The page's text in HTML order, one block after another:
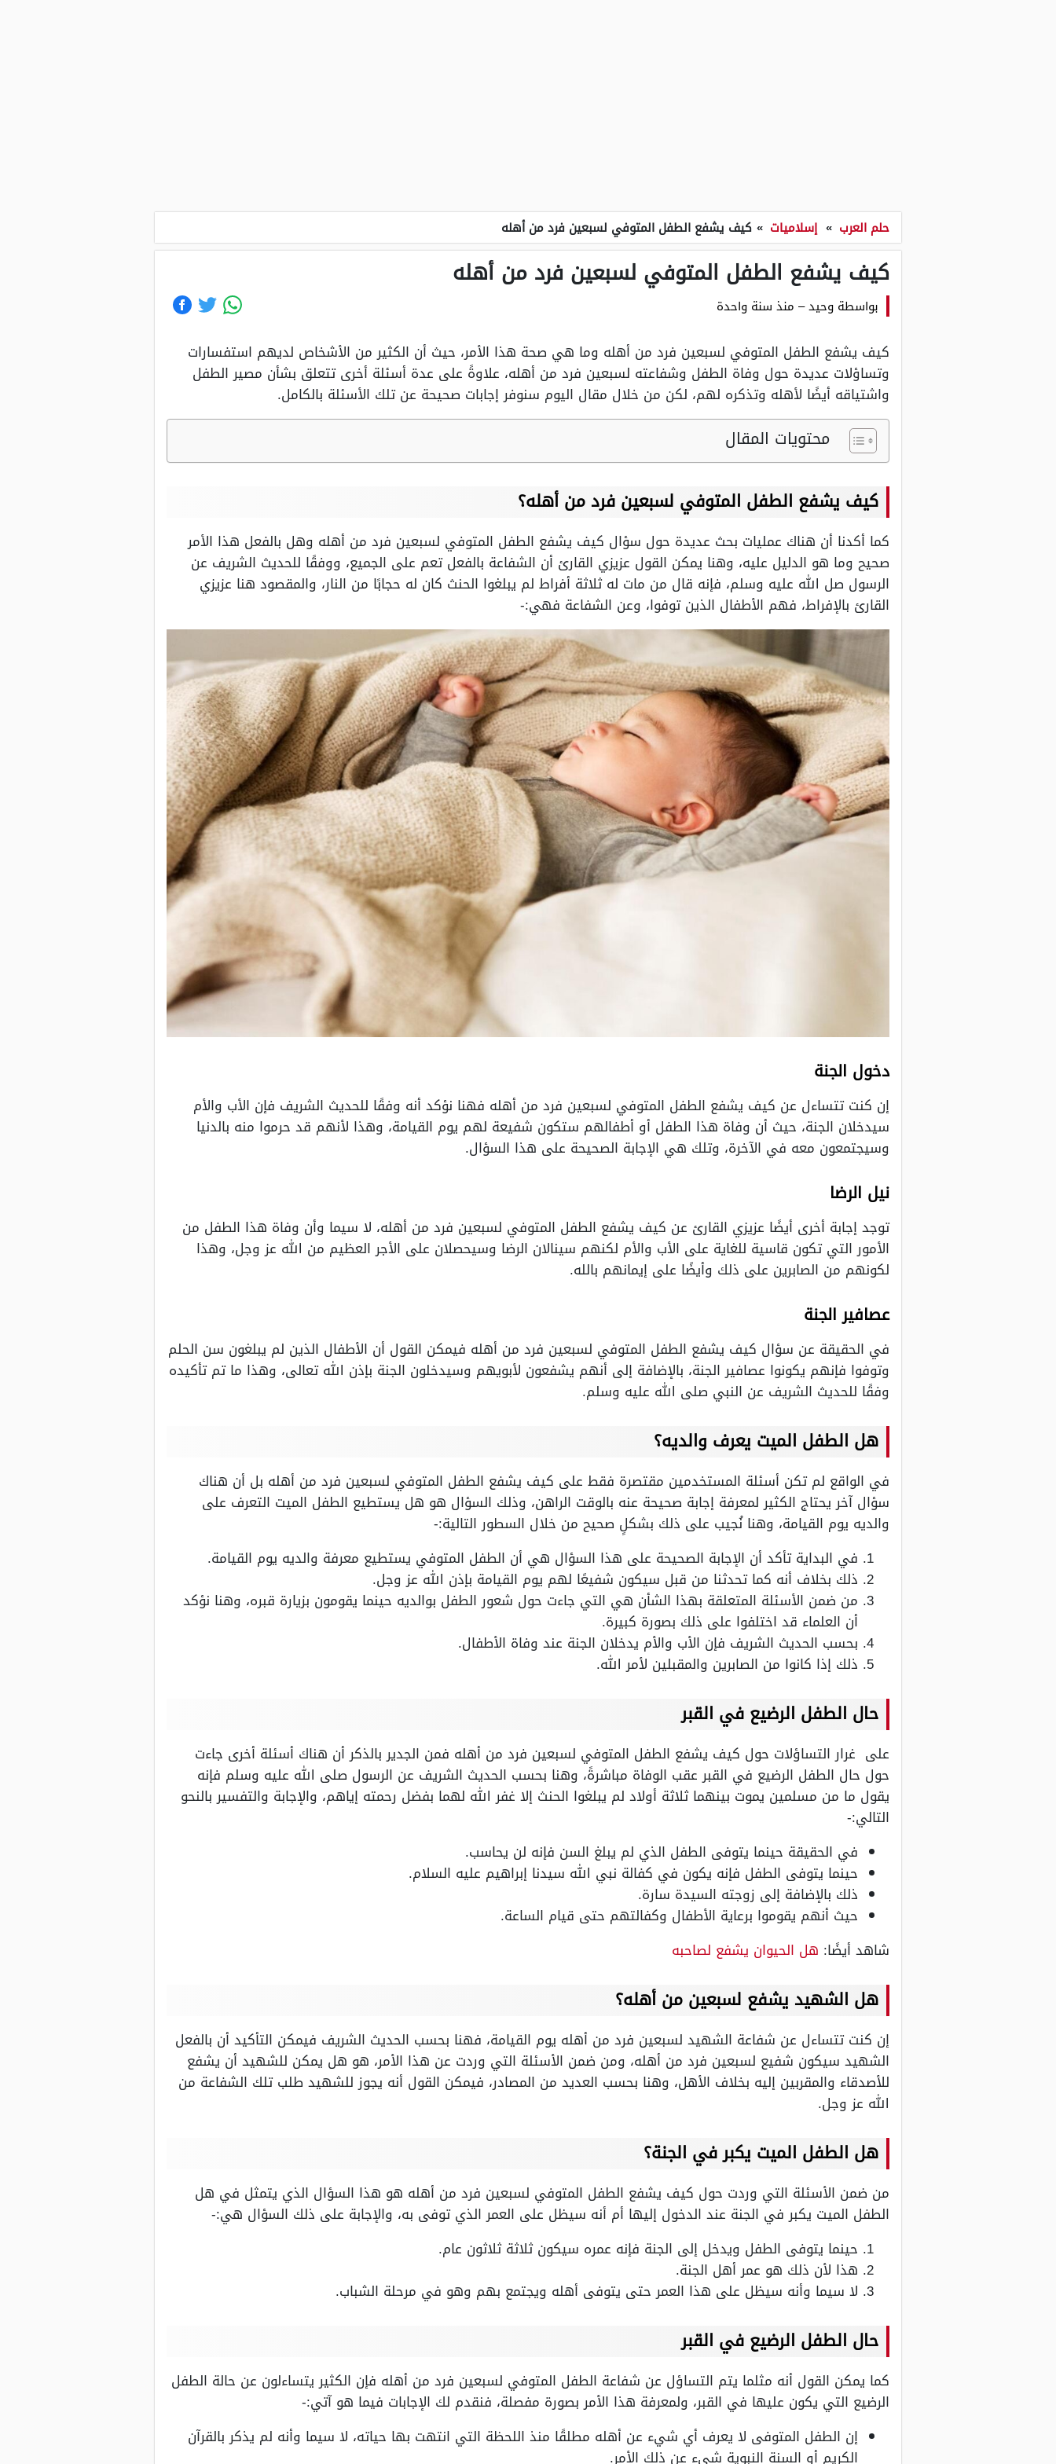
حلم العرب » إسلاميات » كيف يشفع الطفل المتوفي لسبعين فرد من أهله
كيف يشفع الطفل المتوفي لسبعين فرد من أهله
بواسطة وحيد– منذ سنة واحدة
كيف يشفع الطفل المتوفي لسبعين فرد من أهله وما هي صحة هذا الأمر، حيث أن الكثير من الأشخاص لديهم استفسارات
وتساؤلات عديدة حول وفاة الطفل وشفاعته لسبعين فرد من أهله، علاوةً على عدة أسئلة أخرى تتعلق بشأن مصير الطفل
واشتياقه أيضًا لأهله وتذكره لهم، لكن من خلال مقال اليوم سنوفر إجابات صحيحة عن تلك الأسئلة بالكامل.
محتويات المقال
كيف يشفع الطفل المتوفي لسبعين فرد من أهله؟
كما أكدنا أن هناك عمليات بحث عديدة حول سؤال كيف يشفع الطفل المتوفي لسبعين فرد من أهله وهل بالفعل هذا الأمر
صحيح وما هو الدليل عليه، وهنا يمكن القول عزيزي القارئ أن الشفاعة بالفعل تعم على الجميع، ووفقًا للحديث الشريف عن
الرسول صل الله عليه وسلم، فإنه قال من مات له ثلاثة أفراط لم يبلغوا الحنث كان له حجابًا من النار، والمقصود هنا عزيزي
القارئ بالإفراط، فهم الأطفال الذين توفوا، وعن الشفاعة فهي:-
دخول الجنة
إن كنت تتساءل عن كيف يشفع الطفل المتوفي لسبعين فرد من أهله فهنا نؤكد أنه وفقًا للحديث الشريف فإن الأب والأم
سيدخلان الجنة، حيث أن وفاة هذا الطفل أو أطفالهم ستكون شفيعة لهم يوم القيامة، وهذا لأنهم قد حرموا منه بالدنيا
وسيجتمعون معه في الآخرة، وتلك هي الإجابة الصحيحة على هذا السؤال.
نيل الرضا
توجد إجابة أخرى أيضًا عزيزي القارئ عن كيف يشفع الطفل المتوفي لسبعين فرد من أهله، لا سيما وأن وفاة هذا الطفل من
الأمور التي تكون قاسية للغاية على الأب والأم لكنهم سينالان الرضا وسيحصلان على الأجر العظيم من الله عز وجل، وهذا
لكونهم من الصابرين على ذلك وأيضًا على إيمانهم بالله.
عصافير الجنة
في الحقيقة عن سؤال كيف يشفع الطفل المتوفي لسبعين فرد من أهله فيمكن القول أن الأطفال الذين لم يبلغون سن الحلم
وتوفوا فإنهم يكونوا عصافير الجنة، بالإضافة إلى أنهم يشفعون لأبويهم وسيدخلون الجنة بإذن الله تعالى، وهذا ما تم تأكيده
وفقًا للحديث الشريف عن النبي صلى الله عليه وسلم.
هل الطفل الميت يعرف والديه؟
في الواقع لم تكن أسئلة المستخدمين مقتصرة فقط على كيف يشفع الطفل المتوفي لسبعين فرد من أهله بل أن هناك
سؤال آخر يحتاج الكثير لمعرفة إجابة صحيحة عنه بالوقت الراهن، وذلك السؤال هو هل يستطيع الطفل الميت التعرف على
والديه يوم القيامة، وهنا نُجيب على ذلك بشكلٍ صحيح من خلال السطور التالية:-
في البداية تأكد أن الإجابة الصحيحة على هذا السؤال هي أن الطفل المتوفي يستطيع معرفة والديه يوم القيامة.
ذلك بخلاف أنه كما تحدثنا من قبل سيكون شفيعًا لهم يوم القيامة بإذن الله عز وجل.
من ضمن الأسئلة المتعلقة بهذا الشأن هي التي جاءت حول شعور الطفل بوالديه حينما يقومون بزيارة قبره، وهنا نؤكد
أن العلماء قد اختلفوا على ذلك بصورة كبيرة.
بحسب الحديث الشريف فإن الأب والأم يدخلان الجنة عند وفاة الأطفال.
ذلك إذا كانوا من الصابرين والمقبلين لأمر الله.
حال الطفل الرضيع في القبر
على غرار التساؤلات حول كيف يشفع الطفل المتوفي لسبعين فرد من أهله فمن الجدير بالذكر أن هناك أسئلة أخرى جاءت
حول حال الطفل الرضيع في القبر عقب الوفاة مباشرةً، وهنا بحسب الحديث الشريف عن الرسول صلى الله عليه وسلم فإنه
يقول ما من مسلمين يموت بينهما ثلاثة أولاد لم يبلغوا الحنث إلا غفر الله لهما بفضل رحمته إياهم، والإجابة والتفسير بالنحو
التالي:-
في الحقيقة حينما يتوفى الطفل الذي لم يبلغ السن فإنه لن يحاسب.
حينما يتوفى الطفل فإنه يكون في كفالة نبي الله سيدنا إبراهيم عليه السلام.
ذلك بالإضافة إلى زوجته السيدة سارة.
حيث أنهم يقوموا برعاية الأطفال وكفالتهم حتى قيام الساعة.
شاهد أيضًا: هل الحيوان يشفع لصاحبه
هل الشهيد يشفع لسبعين من أهله؟
إن كنت تتساءل عن شفاعة الشهيد لسبعين فرد من أهله يوم القيامة، فهنا بحسب الحديث الشريف فيمكن التأكيد أن بالفعل
الشهيد سيكون شفيع لسبعين فرد من أهله، ومن ضمن الأسئلة التي وردت عن هذا الأمر، هو هل يمكن للشهيد أن يشفع
للأصدقاء والمقربين إليه بخلاف الأهل، وهنا بحسب العديد من المصادر، فيمكن القول أنه يجوز للشهيد طلب تلك الشفاعة من
الله عز وجل.
هل الطفل الميت يكبر في الجنة؟
من ضمن الأسئلة التي وردت حول كيف يشفع الطفل المتوفي لسبعين فرد من أهله هو هذا السؤال الذي يتمثل في هل
الطفل الميت يكبر في الجنة عند الدخول إليها أم أنه سيظل على العمر الذي توفى به، والإجابة على ذلك السؤال هي:-
حينما يتوفى الطفل ويدخل إلى الجنة فإنه عمره سيكون ثلاثة ثلاثون عام.
هذا لأن ذلك هو عمر أهل الجنة.
لا سيما وأنه سيظل على هذا العمر حتى يتوفى أهله ويجتمع بهم وهو في مرحلة الشباب.
حال الطفل الرضيع في القبر
كما يمكن القول أنه مثلما يتم التساؤل عن شفاعة الطفل المتوفي لسبعين فرد من أهله فإن الكثير يتساءلون عن حالة الطفل
الرضيع التي يكون عليها في القبر، ولمعرفة هذا الأمر بصورة مفصلة، فنقدم لك الإجابات فيما هو آتي:-
إن الطفل المتوفى لا يعرف أي شيء عن أهله مطلقًا منذ اللحظة التي انتهت بها حياته، لا سيما وأنه لم يذكر بالقرآن
الكريم أو السنة النبوية شيء عن ذلك الأمر.